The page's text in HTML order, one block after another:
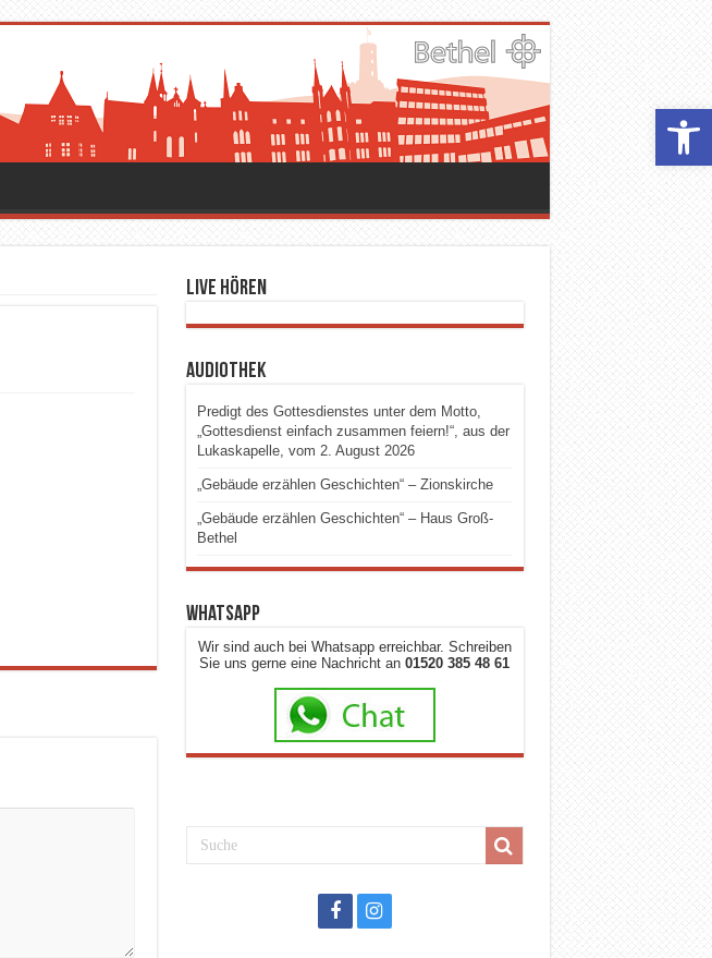
Live hören
Audiothek
Predigt des Gottesdienstes unter dem Motto,
„Gottesdienst einfach zusammen feiern!“, aus der
Lukaskapelle, vom 2. August 2026
„Gebäude erzählen Geschichten“ – Zionskirche
„Gebäude erzählen Geschichten“ – Haus Groß-
Bethel
Whatsapp
Wir sind auch bei Whatsapp erreichbar. Schreiben
Sie uns gerne eine Nachricht an 01520 385 48 61